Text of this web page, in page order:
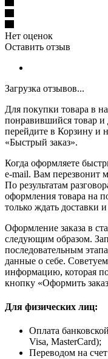
Нет оценок
Оставить отзыв
Загрузка отзывов...
Для покупки товара в
понравившийся товар и
перейдите в Корзину и
«Быстрый заказ».
Когда оформляете
e-mail. Вам перезвонит
По результатам
оформления товара на
только ждать доставки
Оформление заказа в
следующим образом.
последовательным
данные о себе.
информацию, которая
кнопку «Оформить
Для физических лиц:
Оплата
Visa, MasterCard);
Переводом на